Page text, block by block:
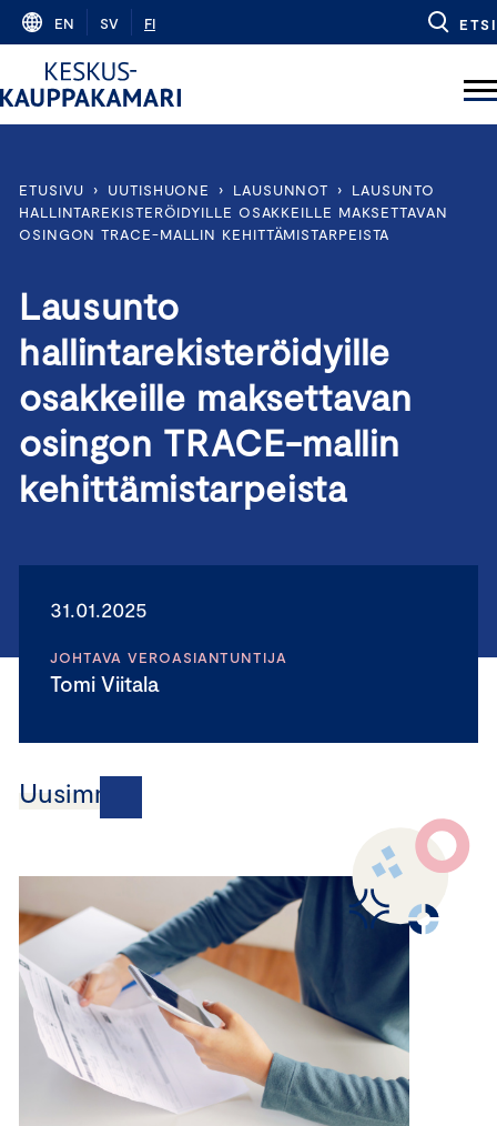
Skip
content
EN SV FI ETSI
ETUSIVU › UUTISHUONE › LAUSUNNOT ›
LAUSUNTO
HALLINTAREKISTERÖIDYILLE OSAKKEILLE MAKSETTAVAN
OSINGON TRACE-MALLIN KEHITTÄMISTARPEISTA
Lausunto
hallintarekisteröidyille
osakkeille maksettavan
osingon TRACE-mallin
kehittämistarpeista
31.01.2025
JOHTAVA VEROASIANTUNTIJA
Tomi Viitala
Uusimmat